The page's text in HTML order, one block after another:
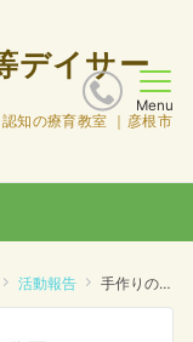
デイサー
知の療育教室 ｜彦根市
Menu
活動報告 手作りのお店屋さん、どんどん発展していきます！